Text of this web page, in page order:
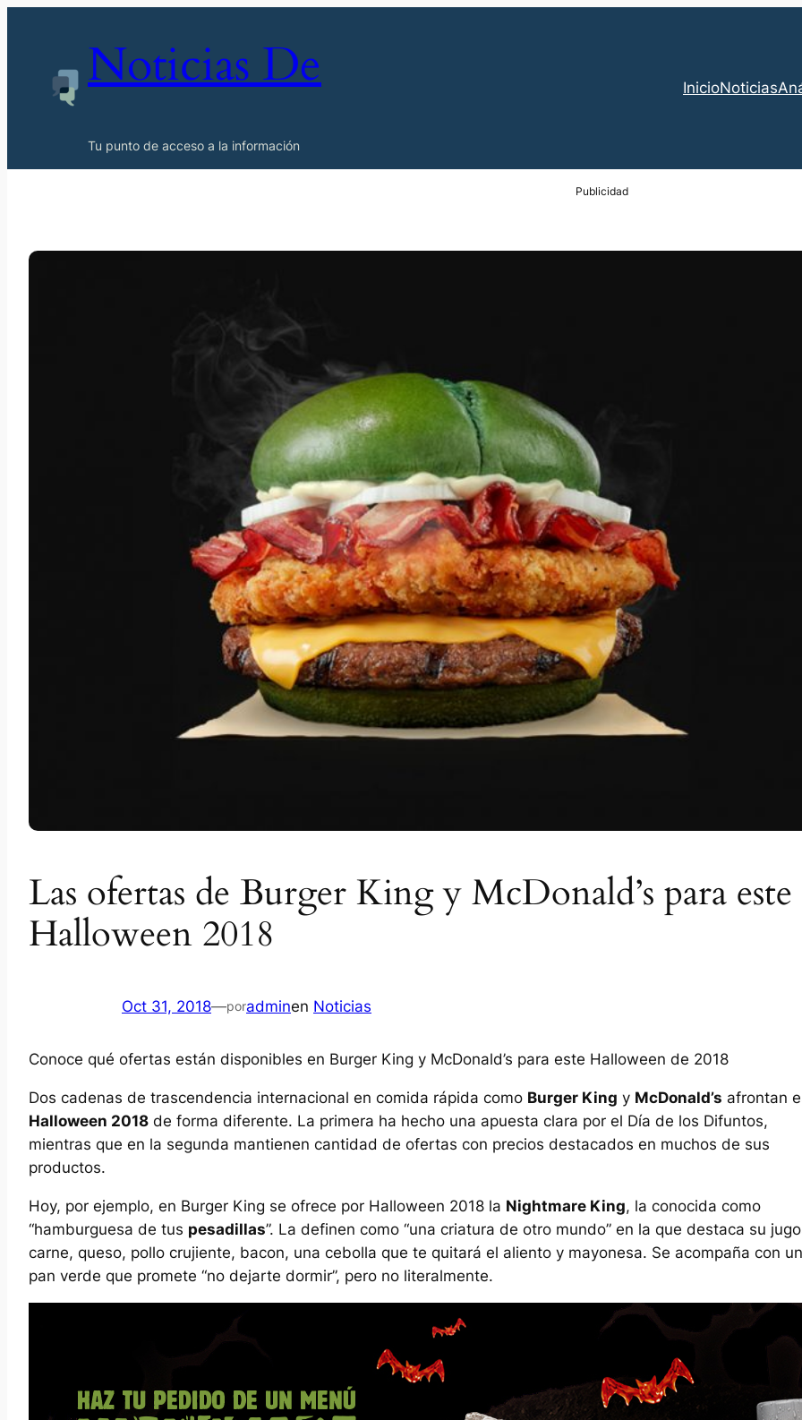
Noticias De
Tu punto de acceso a la información
InicioNoticias
Las ofertas de Burger King y McDonald’s para este
Halloween 2018
Oct 31, 2018—poradminen Noticias
Conoce qué ofertas están disponibles en Burger King y McDonald’s para este Halloween de 2018
Dos cadenas de trascendencia internacional en comida rápida como Burger King y McDonald’s afrontan
Halloween 2018 de forma diferente. La primera ha hecho una apuesta clara por el Día de los Difuntos,
mientras que en la segunda mantienen cantidad de ofertas con precios destacados en muchos de sus
productos.
Hoy, por ejemplo, en Burger King se ofrece por Halloween 2018 la Nightmare King, la conocida como
“hamburguesa de tus pesadillas”. La definen como “una criatura de otro mundo” en la que destaca su
carne, queso, pollo crujiente, bacon, una cebolla que te quitará el aliento y mayonesa. Se acompaña con un
pan verde que promete “no dejarte dormir”, pero no literalmente.